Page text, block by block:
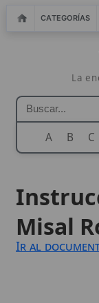
CATEGORÍAS
La
A B C
Misal
Ir al